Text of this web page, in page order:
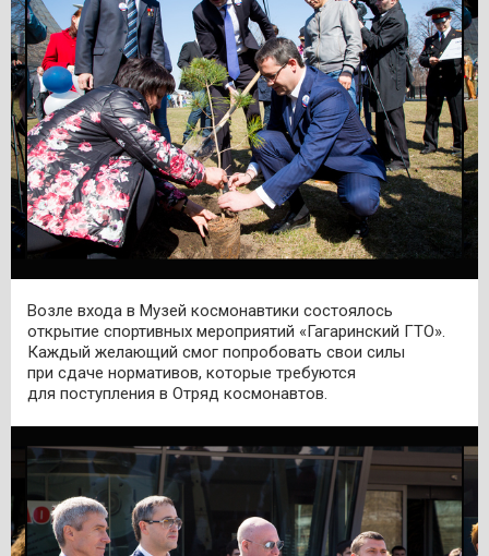
Возле входа в Музей космонавтики состоялось
открытие спортивных мероприятий «Гагаринский ГТО».
Каждый желающий смог попробовать свои силы
при сдаче нормативов, которые требуются
для поступления в Отряд космонавтов.